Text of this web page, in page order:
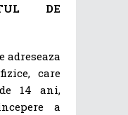
DE
care
14 ani,
a